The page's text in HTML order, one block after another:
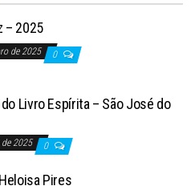
– 2025
de 2025 0
do Livro Espírita – São José do
de 2025 0
Pires